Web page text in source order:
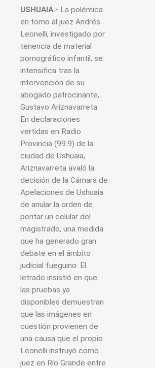
USHUAIA.- La polémica
en torno al juez Andrés
Leonelli, investigado por
tenencia de material
pornográfico infantil, se
intensifica tras la
intervención de su
abogado patrocinante,
Gustavo Ariznavarreta.
En declaraciones
vertidas en Radio
Provincia (99.9) de la
ciudad de Ushuaia,
Ariznavarreta avaló la
decisión de la Cámara de
Apelaciones de Ushuaia
de anular la orden de
peritar un celular del
magistrado, una medida
que ha generado gran
debate en el ámbito
judicial fueguino. El
letrado insistió en que
las pruebas ya
disponibles demuestran
que las imágenes en
cuestión provienen de
una causa que el propio
Leonelli instruyó como
juez en Río Grande entre